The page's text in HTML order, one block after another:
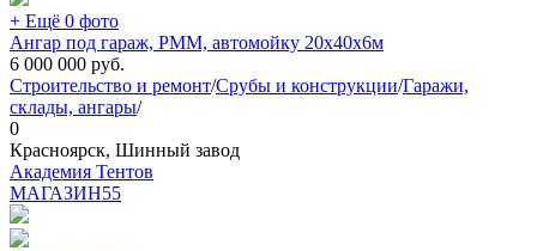
+ Ещё 0 фото
Ангар под гараж, РММ, автомойку 20х40х6м
6 000 000 руб.
Строительство и ремонт/Срубы и конструкции/Гаражи,
склады, ангары/
0
Красноярск, Шинный завод
Академия Тентов
МАГАЗИН55